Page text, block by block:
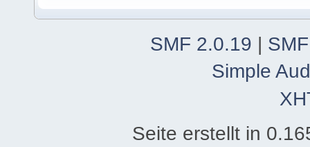
SMF 2.0.19 |
Simple
Seite erstellt in